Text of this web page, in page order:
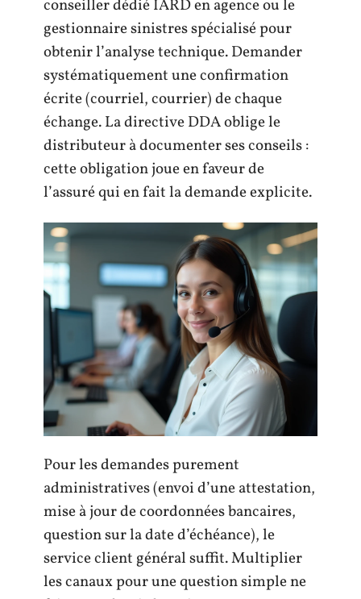
conseiller dédié IARD en agence ou le
gestionnaire sinistres spécialisé pour
obtenir l’analyse technique. Demander
systématiquement une confirmation
écrite (courriel, courrier) de chaque
échange. La directive DDA oblige le
distributeur à documenter ses conseils :
cette obligation joue en faveur de
l’assuré qui en fait la demande explicite.
Pour les demandes purement
administratives (envoi d’une attestation,
mise à jour de coordonnées bancaires,
question sur la date d’échéance), le
service client général suffit. Multiplier
les canaux pour une question simple ne